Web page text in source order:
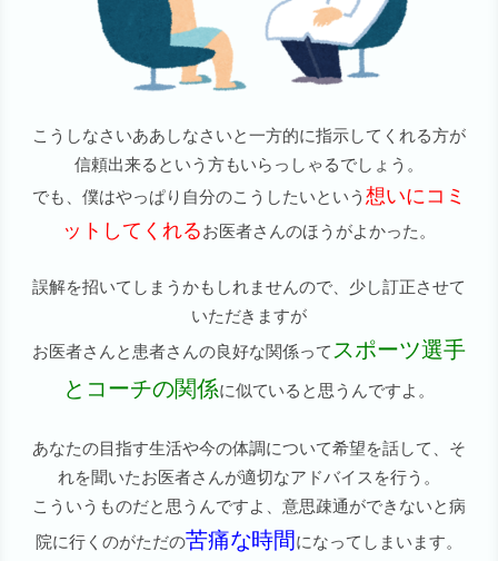
こうしなさいああしなさいと一方的に指示してくれる方が
信頼出来るという方もいらっしゃるでしょう。
でも、僕はやっぱり自分のこうしたいという 想いにコミ
ットしてくれるお医者さんのほうがよかった。
誤解を招いてしまうかもしれませんので、少し訂正させて
いただきますが
お医者さんと患者さんの良好な関係ってスポーツ選手
とコーチの関係に似ていると思うんですよ。
あなたの目指す生活や今の体調について希望を話して、そ
れを聞いたお医者さんが適切なアドバイスを行う。
こういうものだと思うんですよ、意思疎通ができないと病
院に行くのがただの苦痛な時間 になってしまいます。